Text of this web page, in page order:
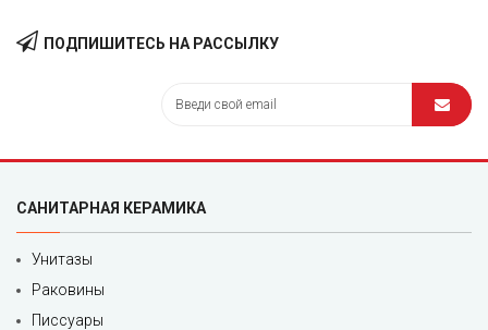
ПОДПИШИТЕСЬ НА РАССЫЛКУ
САНИТАРНАЯ КЕРАМИКА
Унитазы
Раковины
Писсуары